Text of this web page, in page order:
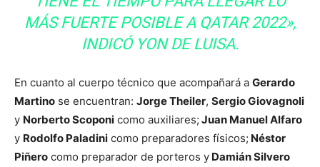
MÁS FUERTE POSIBLE A QATAR 2022»,
INDICÓ YON DE LUISA.
En cuanto al cuerpo técnico que acompañará a Gerardo
Martino se encuentran: Jorge Theiler, Sergio Giovagnoli
y Norberto Scoponi como auxiliares; Juan Manuel Alfaro
y Rodolfo Paladini como preparadores físicos; Néstor
Piñero como preparador de porteros y Damián Silvero